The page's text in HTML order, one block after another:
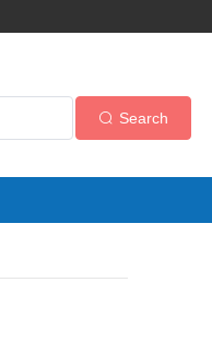
Search